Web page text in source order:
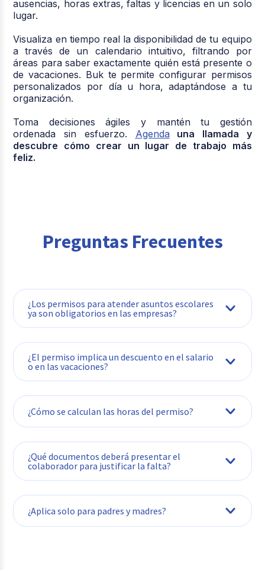
ausencias, horas extras, faltas y licencias en un solo
lugar.
Visualiza en tiempo real la disponibilidad de tu equipo
a través de un calendario intuitivo, filtrando por
áreas para saber exactamente quién está presente o
de vacaciones. Buk te permite configurar permisos
personalizados por día u hora, adaptándose a tu
organización.
Toma decisiones ágiles y mantén tu gestión
ordenada sin esfuerzo. Agenda una llamada y
descubre cómo crear un lugar de trabajo más
feliz.
Preguntas Frecuentes
¿Los permisos para atender asuntos escolares
ya son obligatorios en las empresas?
¿El permiso implica un descuento en el salario
o en las vacaciones?
con goce de sueldo
¿Cómo se calculan las horas del permiso?
16 horas por ciclo escolar
4 horas
por evento
4
ocasiones por año
¿Qué documentos deberá presentar el
colaborador para justificar la falta?
aviso previo
¿Aplica solo para padres y madres?